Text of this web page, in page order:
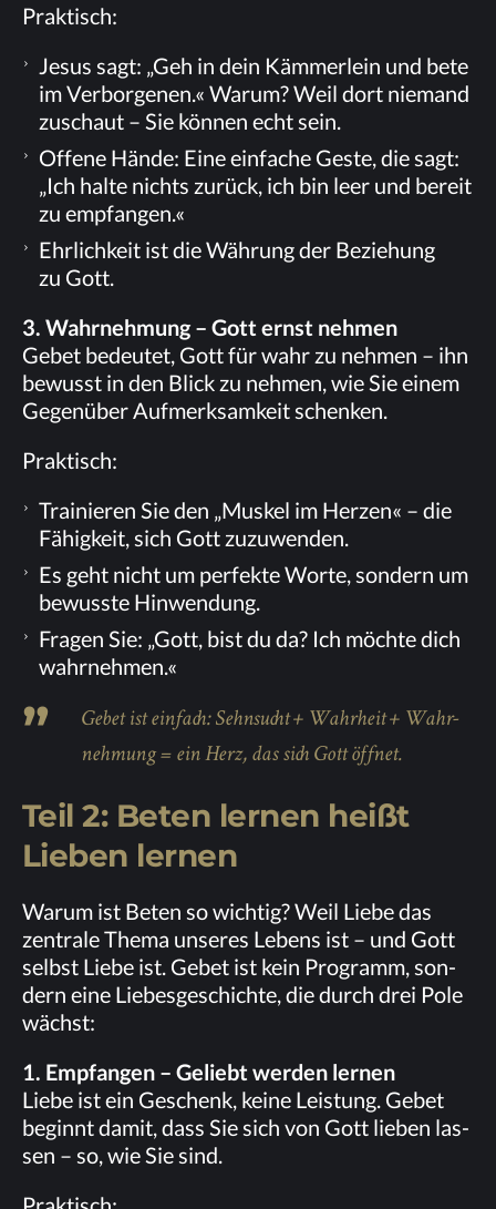
Prak­tisch:
Je­sus sagt: „Geh in dein Käm­mer­lein und bete
im Ver­bor­ge­nen.« War­um? Weil dort nie­mand
zu­schaut – Sie kön­nen echt sein.
Of­fe­ne Hän­de: Eine ein­fa­che Ges­te, die sagt:
„Ich hal­te nichts zu­rück, ich bin leer und be­reit
zu empfangen.«
Ehr­lich­keit ist die Wäh­rung der Be­zie­hung
zu Gott.
3. Wahr­neh­mung – Gott ernst nehmen
Ge­bet be­deu­tet, Gott für wahr zu neh­men – ihn
be­wusst in den Blick zu neh­men, wie Sie ei­nem
Ge­gen­über Auf­merk­sam­keit schenken.
Prak­tisch:
Trai­nie­ren Sie den „Mus­kel im Her­zen« – die
Fä­hig­keit, sich Gott zuzuwenden.
Es geht nicht um per­fek­te Wor­te, son­dern um
be­wuss­te Hinwendung.
Fra­gen Sie: „Gott, bist du da? Ich möch­te dich
wahrnehmen.«
Ge­bet ist ein­fach: Sehn­sucht + Wahr­heit + Wahr­
neh­mung = ein Herz, das sich Gott öffnet.
Teil 2: Be­ten ler­nen heißt
Lie­ben lernen
War­um ist Be­ten so wich­tig? Weil Lie­be das
zen­tra­le The­ma un­se­res Le­bens ist – und Gott
selbst Lie­be ist. Ge­bet ist kein Pro­gramm, son­
dern eine Lie­bes­ge­schich­te, die durch drei Pole
wächst:
1. Emp­fan­gen – Ge­liebt wer­den lernen
Lie­be ist ein Ge­schenk, kei­ne Leis­tung. Ge­bet
be­ginnt da­mit, dass Sie sich von Gott lie­ben las­
sen – so, wie Sie sind.